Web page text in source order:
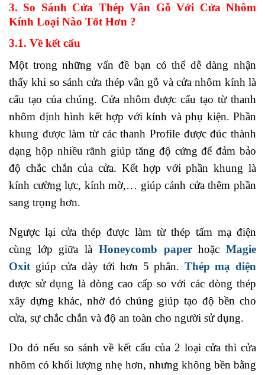
3. So Sánh Cửa Thép Vân Gỗ Với Cửa Nhôm
Kính Loại Nào Tốt Hơn ?
3.1. Về kết cấu
Một trong những vấn đề bạn có thể dễ dàng nhận
thấy khi so sánh cửa thép vân gỗ và cửa nhôm kính là
cấu tạo của chúng. Cửa nhôm được cấu tạo từ thanh
nhôm định hình kết hợp với kính và phụ kiện. Phần
khung được làm từ các thanh Profile được đúc thành
dạng hộp nhiều rãnh giúp tăng độ cứng để đảm bảo
độ chắc chắn của cửa. Kết hợp với phần khung là
kính cường lực, kính mờ,… giúp cánh cửa thêm phần
sang trọng hơn.
Ngược lại cửa thép được làm từ thép tấm mạ điện
cùng lớp giữa là Honeycomb paperhoặcMagie
Oxitgiúp cửa dày tới hơn 5 phân. Thép mạ điện
được sử dụng là dòng cao cấp so với các dòng thép
xây dựng khác, nhờ đó chúng giúp tạo độ bền cho
cửa, sự chắc chắn và độ an toàn cho người sử dụng.
Do đó nếu so sánh về kết cấu của 2 loại cửa thì cửa
nhôm có khối lượng nhẹ hơn, nhưng không bền bằng